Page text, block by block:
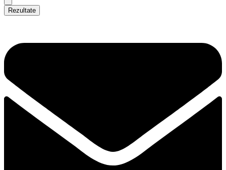
Rezultate